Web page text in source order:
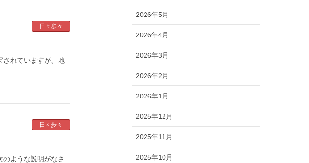
日々歩々
されていますが、地
日々歩々
ような説明がなさ
2026年5月
2026年4月
2026年3月
2026年2月
2026年1月
2025年12月
2025年11月
2025年10月